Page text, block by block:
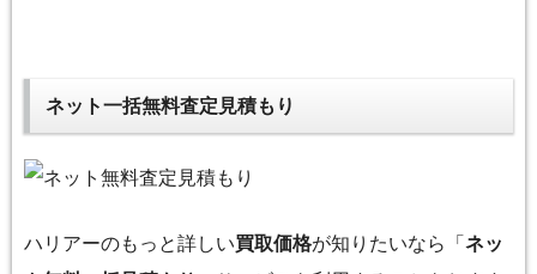
ネット一括無料査定見積もり
ハリアーのもっと詳しい買取価格が知りたいなら「 ネッ